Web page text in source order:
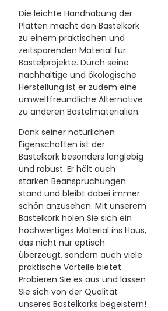
Die leichte Handhabung der
Platten macht den Bastelkork
zu einem praktischen und
zeitsparenden Material für
Bastelprojekte. Durch seine
nachhaltige und ökologische
Herstellung ist er zudem eine
umweltfreundliche Alternative
zu anderen Bastelmaterialien.
Dank seiner natürlichen
Eigenschaften ist der
Bastelkork besonders langlebig
und robust. Er hält auch
starken Beanspruchungen
stand und bleibt dabei immer
schön anzusehen. Mit unserem
Bastelkork holen Sie sich ein
hochwertiges Material ins Haus,
das nicht nur optisch
überzeugt, sondern auch viele
praktische Vorteile bietet.
Probieren Sie es aus und lassen
Sie sich von der Qualität
unseres Bastelkorks begeistern!